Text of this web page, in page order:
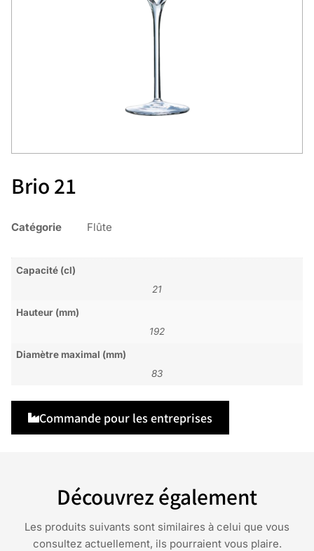
Brio 21
Catégorie Flûte
Capacité (cl)
21
Hauteur (mm)
192
Diamètre maximal (mm)
83
Commande pour les entreprises
Découvrez également
Les produits suivants sont similaires à celui que vous
consultez actuellement, ils pourraient vous plaire.